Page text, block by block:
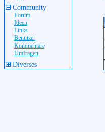
Community
Forum
Ideen
Links
Benutzer
Kommentare
Umfragen
Diverses